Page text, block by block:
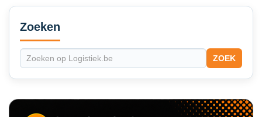
Secondary
Sidebar
Zoeken
ZOEK